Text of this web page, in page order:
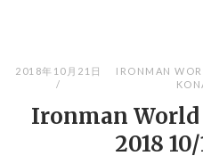
2018年10月21日 IRONMAN
Ironman
2018